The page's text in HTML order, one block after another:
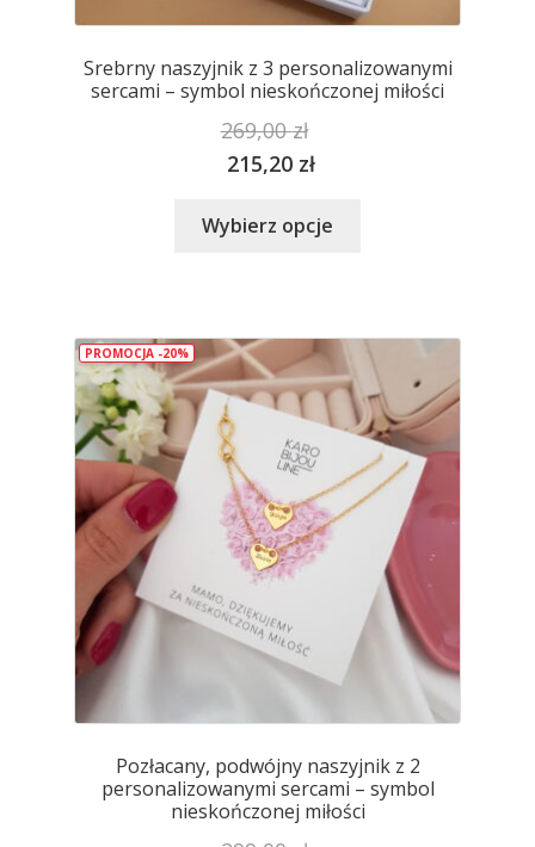
Srebrny naszyjnik z 3 personalizowanymi
sercami – symbol nieskończonej miłości
269,00zł
215,20 zł
Wybierz opcje
wariantów.
Opcje
można
wybrać
na
stronie
produktu
PROMOCJA -20%
Pozłacany, podwójny naszyjnik z 2
personalizowanymi sercami – symbol
nieskończonej miłości